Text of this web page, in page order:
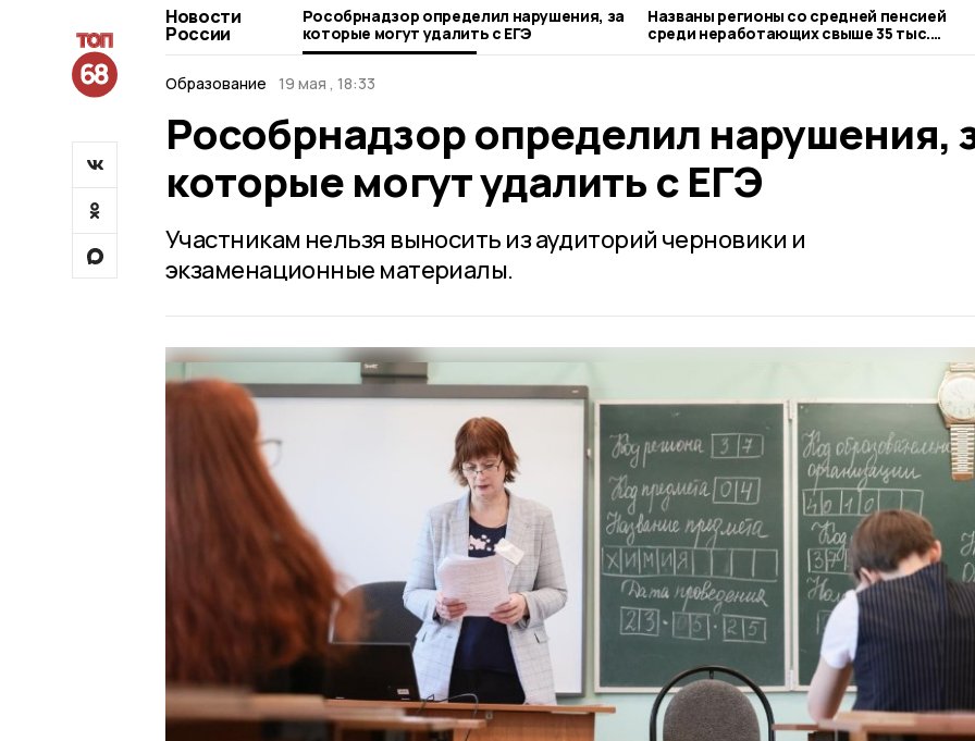
Новости
России
Рособрнадзор определил нарушения, за
которые могут удалить с ЕГЭ
Названы регионы со средней пенсией
среди неработающих свыше 35 тыс.
рублей
Образование
19 мая , 18:33
Рособрнадзор определил нарушения,
которые могут удалить с ЕГЭ
Участникам нельзя выносить из аудиторий черновики и
экзаменационные материалы.